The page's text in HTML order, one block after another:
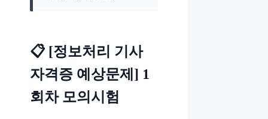
📋 [정보처리 기사
자격증 예상문제] 1
회차 모의시험